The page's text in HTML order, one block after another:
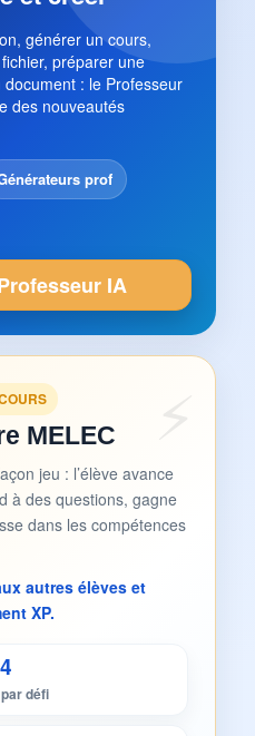
générer un cours,
préparer une
: le Professeur
des nouveautés
prof
IA
MELEC
jeu : l’élève avance
à des questions, gagne
dans les compétences
autres élèves et
XP.
4
défi